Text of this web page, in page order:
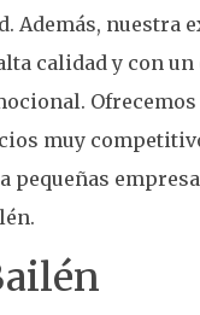
Además, nuestra
calidad y con un
muy